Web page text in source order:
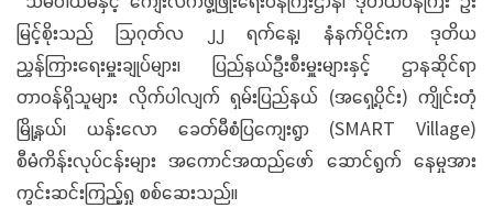
မြင့်စိုးသည် ဩဂုတ်လ ၂၂ ရက်နေ့၊ နံနက်ပိုင်းက ဒုတိယ
ညွှန်ကြားရေးမှူးချုပ်များ၊ ပြည်နယ်ဦးစီးမှူးများနှင့် ဌာနဆိုင်ရာ
တာဝန်ရှိသူများ လိုက်ပါလျက် ရှမ်းပြည်နယ် (အရှေ့ပိုင်း) ကျိုင်းတုံ
မြို့နယ်၊ ယန်းလော ခေတ်မီစံပြကျေးရွာ (SMART Village)
စီမံကိန်းလုပ်ငန်းများ အကောင်အထည်ဖော် ဆောင်ရွက် နေမှုအား
ကွင်းဆင်းကြည့်ရှု စစ်ဆေးသည်။